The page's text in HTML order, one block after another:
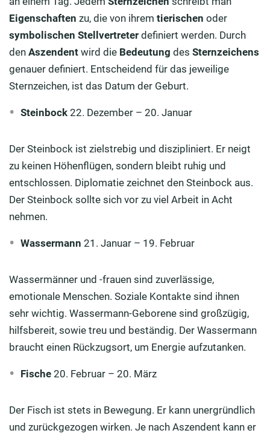
Eigenschaften zu, die von ihrem tierischen oder
symbolischen Stellvertreter definiert werden. Durch
den Aszendent wird die Bedeutung des Sternzeichens
genauer definiert. Entscheidend für das jeweilige
Sternzeichen, ist das Datum der Geburt.
Steinbock 22. Dezember – 20. Januar
Der Steinbock ist zielstrebig und diszipliniert. Er neigt
zu keinen Höhenflügen, sondern bleibt ruhig und
entschlossen. Diplomatie zeichnet den Steinbock aus.
Der Steinbock sollte sich vor zu viel Arbeit in Acht
nehmen.
Wassermann 21. Januar – 19. Februar
Wassermänner und -frauen sind zuverlässige,
emotionale Menschen. Soziale Kontakte sind ihnen
sehr wichtig. Wassermann-Geborene sind großzügig,
hilfsbereit, sowie treu und beständig. Der Wassermann
braucht einen Rückzugsort, um Energie aufzutanken.
Fische 20. Februar – 20. März
Der Fisch ist stets in Bewegung. Er kann unergründlich
und zurückgezogen wirken. Je nach Aszendent kann er